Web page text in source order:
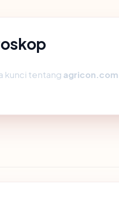
kunci tentang agricon.com